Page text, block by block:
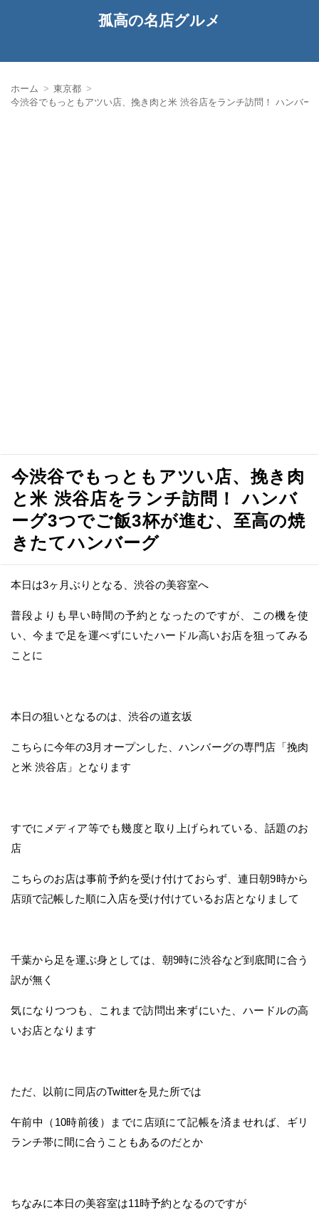
孤高の名店グルメ
ホーム
東京都
今渋谷でもっともアツい店、挽き肉と米 渋谷店をランチ訪問！ ハンバー
今渋谷でもっともアツい店、挽き肉
と米 渋谷店をランチ訪問！ ハンバ
ーグ3つでご飯3杯が進む、至高の焼
きたてハンバーグ
本日は3ヶ月ぶりとなる、渋谷の美容室へ
普段よりも早い時間の予約となったのですが、この機を使
い、今まで足を運べずにいたハードル高いお店を狙ってみる
ことに
本日の狙いとなるのは、渋谷の道玄坂
こちらに今年の3月オープンした、ハンバーグの専門店「挽肉
と米 渋谷店」となります
すでにメディア等でも幾度と取り上げられている、話題のお
店
こちらのお店は事前予約を受け付けておらず、連日朝9時から
店頭で記帳した順に入店を受け付けているお店となりまして
千葉から足を運ぶ身としては、朝9時に渋谷など到底間に合う
訳が無く
気になりつつも、これまで訪問出来ずにいた、ハードルの高
いお店となります
ただ、以前に同店のTwitterを見た所では
午前中（10時前後）までに店頭にて記帳を済ませれば、ギリ
ランチ帯に間に合うこともあるのだとか
ちなみに本日の美容室は11時予約となるのですが